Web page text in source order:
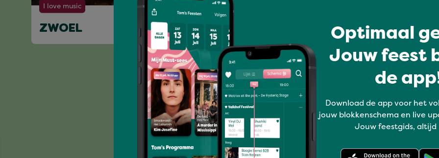
I love music
ZWOEL AARON ASBURY
Volledig programma
Optimaal
Jouw feest
de
Download de app voor het
jouw blokkenschema en live
Jouw feestgids, altijd